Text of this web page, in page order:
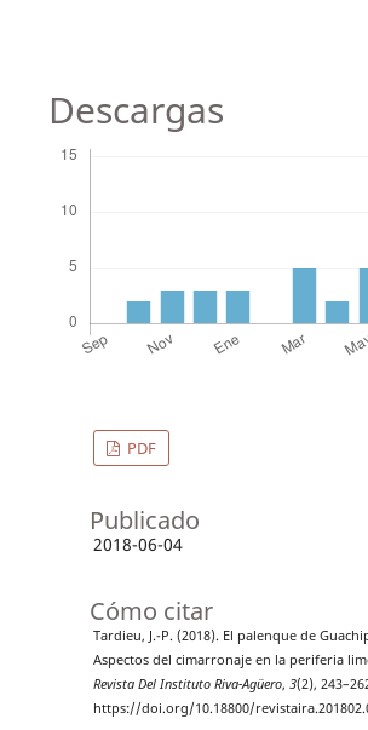
Descargas
PDF
Publicado
2018-06-04
Cómo citar
Tardieu, J.-P. (2018). El palenque de
Aspectos del cimarronaje en la periferia
Revista Del Instituto Riva-Agüero, 3(2),
https://doi.org/10.18800/